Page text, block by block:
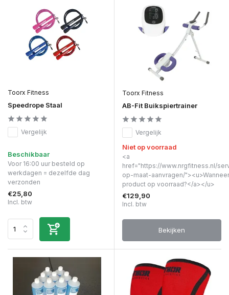
Toorx Fitness
Speedrope Staal
Vergelijk
Beschikbaar
Voor 16:00 uur besteld op
werkdagen = dezelfde dag
verzonden
€25,80
Incl. btw
Toorx Fitness
AB-Fit Buikspiertrainer
Vergelijk
Niet op voorraad
<a
href="https://www.nrgfitness.nl/
op-maat-aanvragen/
product op voorraad?</a></u>
€129,90
Incl. btw
Bekijken